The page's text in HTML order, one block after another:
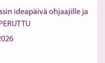
ideapäivä ohjaajille ja